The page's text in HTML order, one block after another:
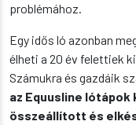
problémához.
Egy idős ló azonban
élheti a 20 év felettiek
Számukra és gazdáik
az Equusline lótápok
összeállított és